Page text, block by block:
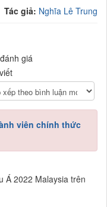
Tác giả: Nghĩa Lê Trung
giá
viên chính thức
Á 2022 Malaysia trên